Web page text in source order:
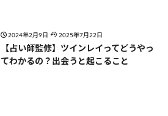
2024年2月9日 2025年7月22日
【占い師監修】ツインレイってどうやっ
てわかるの？出会うと起こること